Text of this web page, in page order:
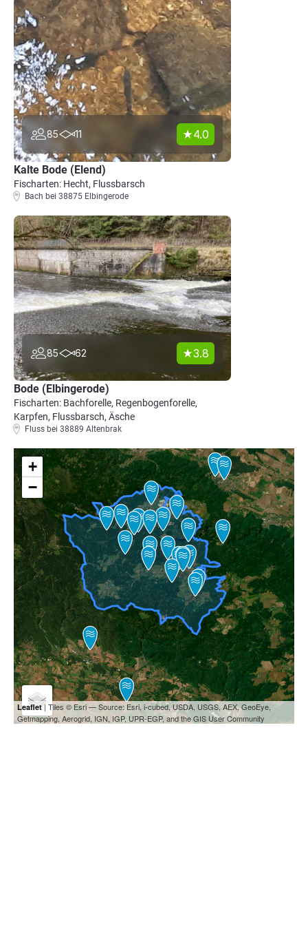
85 11 4.0
Kalte Bode (Elend)
Fischarten: Hecht, Flussbarsch
Bach bei 38875 Elbingerode
85 62 3.8
Bode (Elbingerode)
Fischarten: Bachforelle, Regenbogenforelle,
Karpfen, Flussbarsch, Äsche
Fluss bei 38889 Altenbrak
+
−
Leaflet| Tiles © Esri — Source: Esri, i-cubed, USDA, USGS, AEX, GeoEye,
Getmapping, Aerogrid, IGN, IGP, UPR-EGP, and the GIS User Community